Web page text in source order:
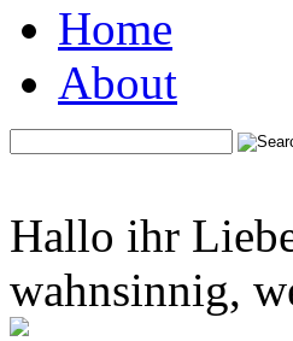
Home
About
Hallo ihr
wahnsinnig,